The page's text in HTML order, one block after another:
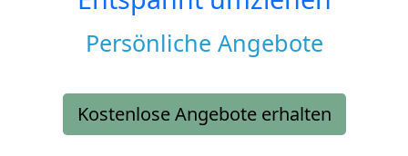
Persönliche Angebote
Kostenlose Angebote erhalten